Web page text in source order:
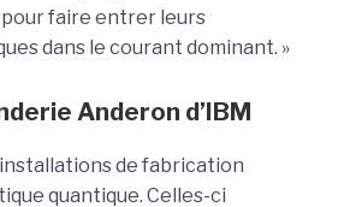
faire entrer leurs
dans le courant dominant. »
Anderon d’IBM
de fabrication
quantique. Celles-ci